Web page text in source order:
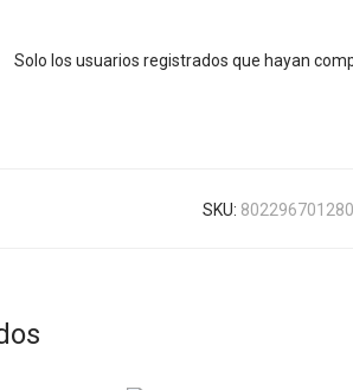
Solo los usuarios registrados que hayan
SKU: